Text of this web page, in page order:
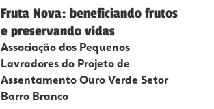
Fruta Nova: beneficiando frutos
e preservando vidas
Associação dos Pequenos
Lavradores do Projeto de
Assentamento Ouro Verde Setor
Barro Branco